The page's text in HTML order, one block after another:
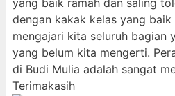
dengan kakak kelas yang
mengajari kita seluruh bagian
yang belum kita mengerti.
di Budi Mulia adalah sangat
Terimakasih